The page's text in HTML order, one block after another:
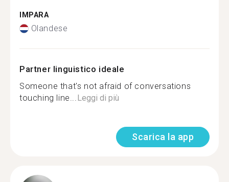
IMPARA
Olandese
Partner linguistico ideale
Someone that's not afraid of conversations
touching line...Leggi di più
Scarica la app